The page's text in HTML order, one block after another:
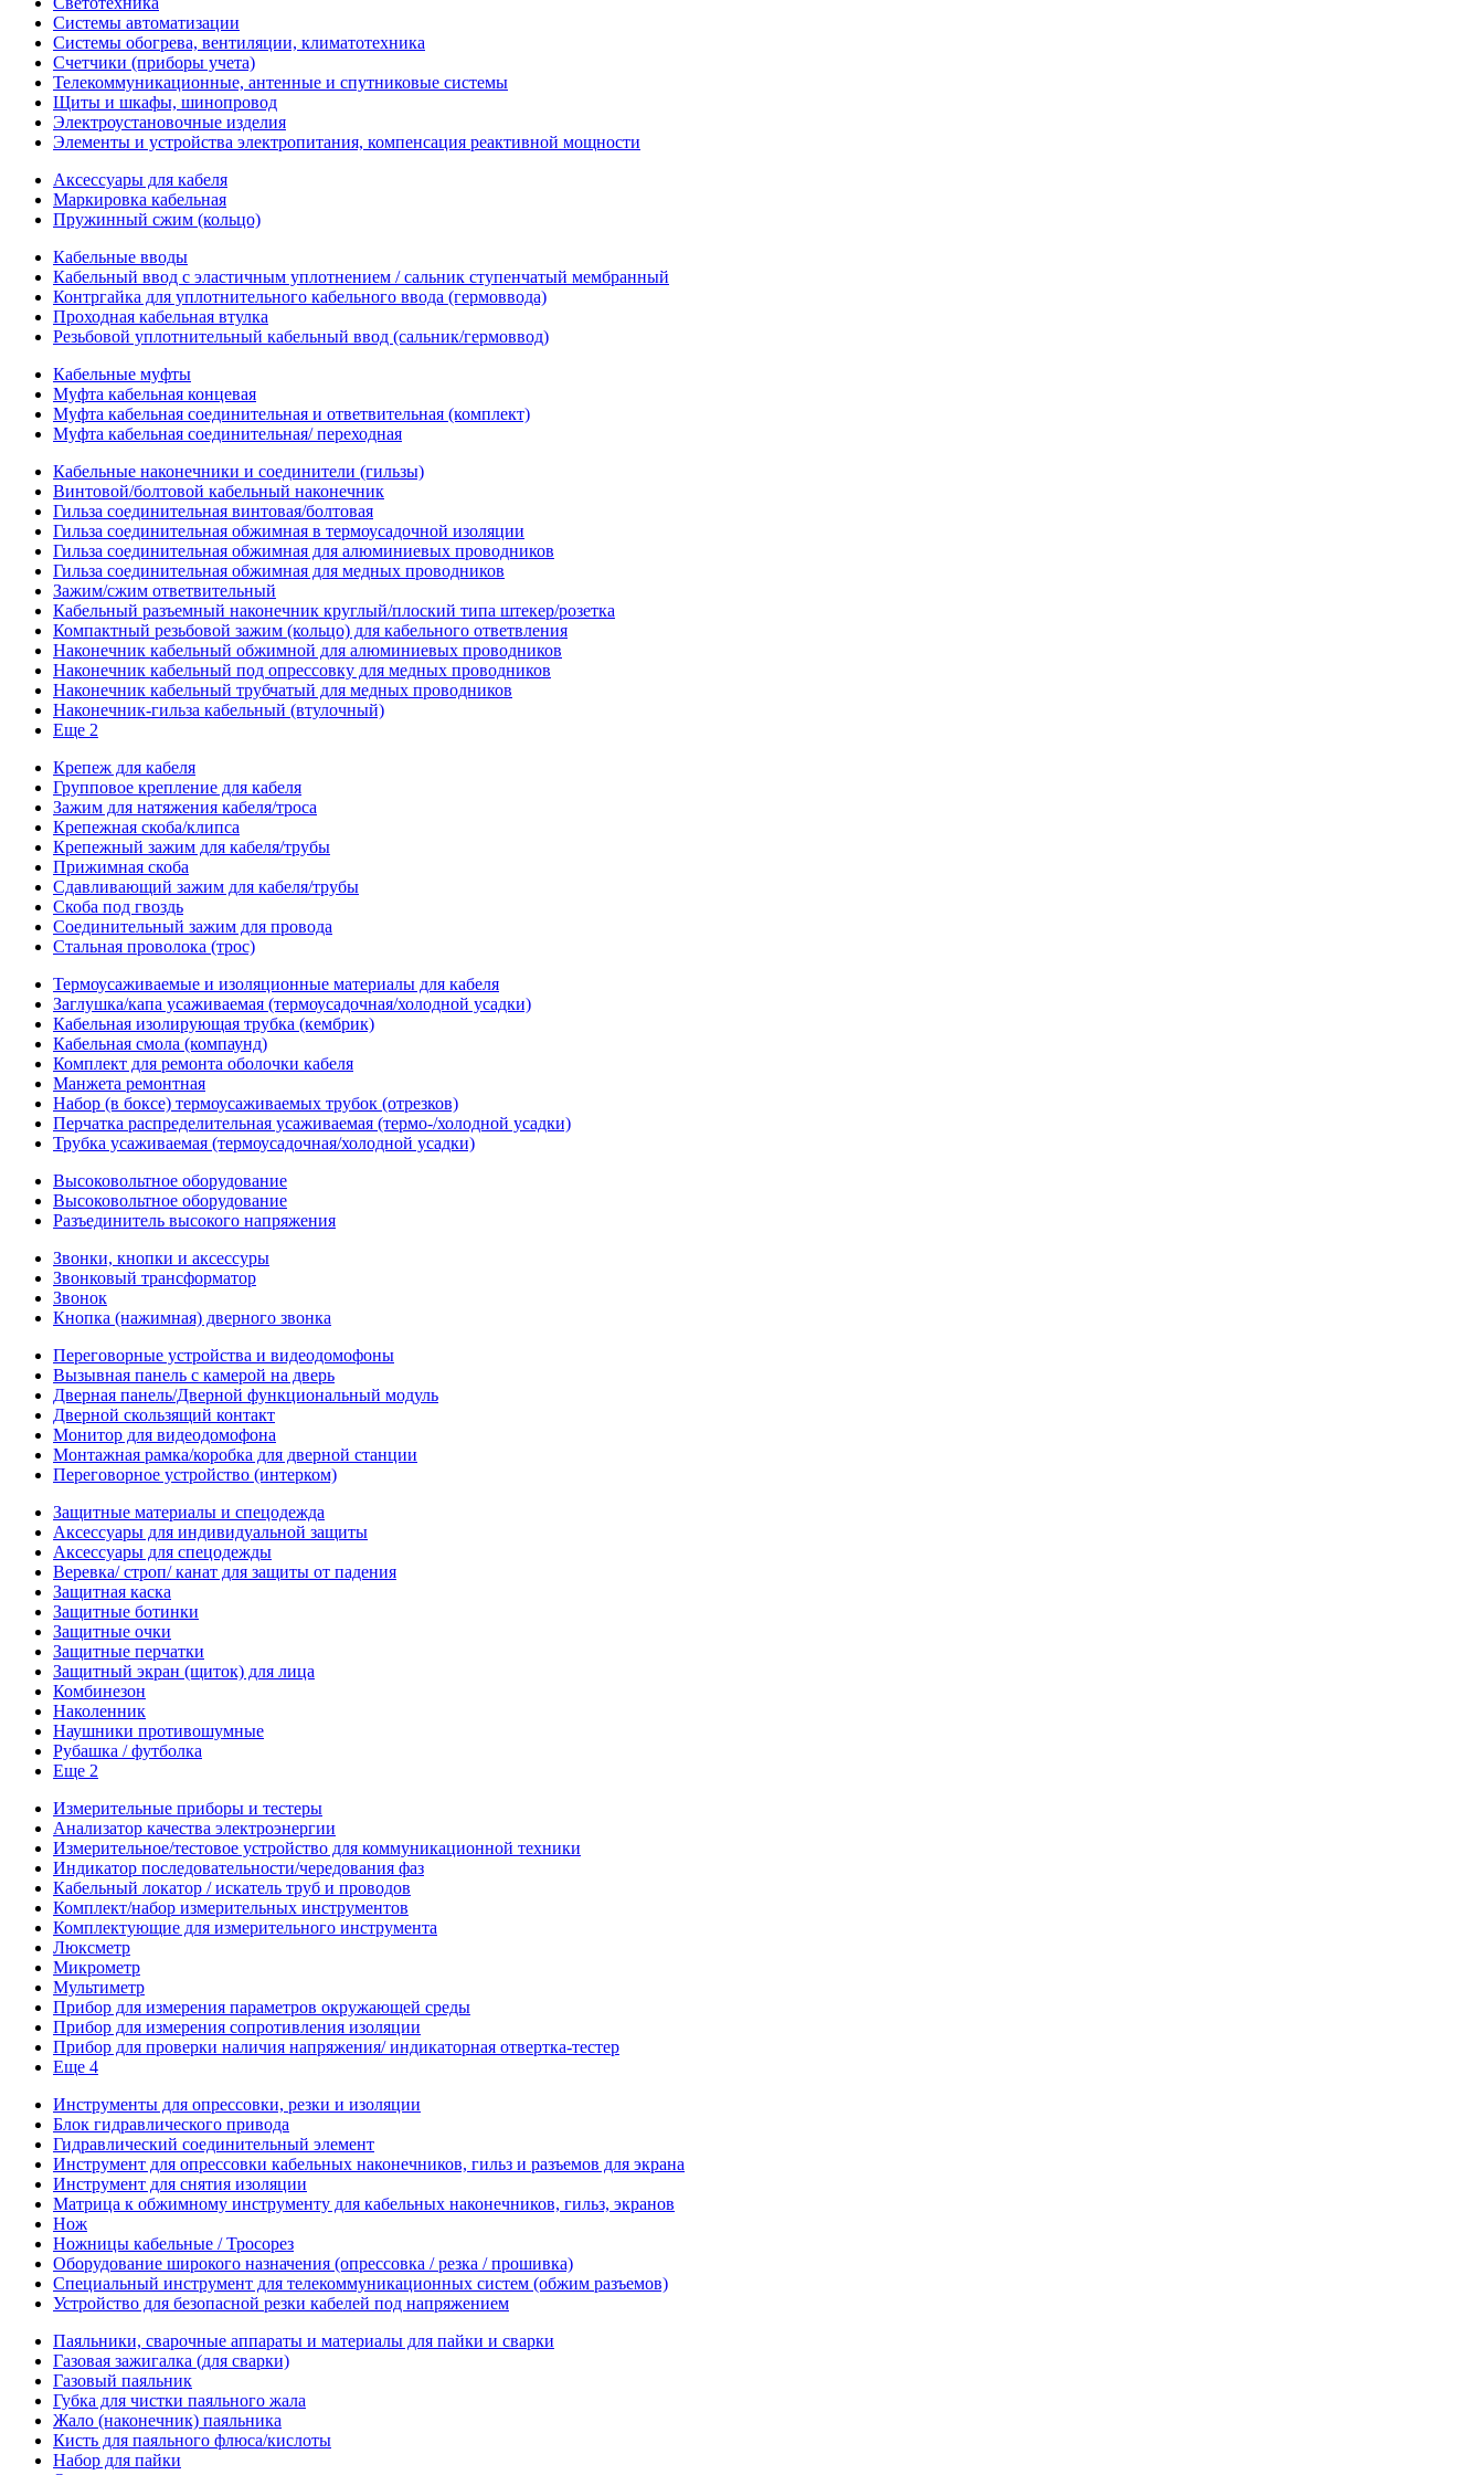
Системы автоматизации
Системы обогрева, вентиляции, климатотехника
Счетчики (приборы учета)
Телекоммуникационные, антенные и спутниковые системы
Щиты и шкафы, шинопровод
Электроустановочные изделия
Элементы и устройства электропитания, компенсация реактивной мощности
Аксессуары для кабеля
Маркировка кабельная
Пружинный сжим (кольцо)
Кабельные вводы
Кабельный ввод с эластичным уплотнением / сальник ступенчатый мембранный
Контргайка для уплотнительного кабельного ввода (гермоввода)
Проходная кабельная втулка
Резьбовой уплотнительный кабельный ввод (сальник/гермоввод)
Кабельные муфты
Муфта кабельная концевая
Муфта кабельная соединительная и ответвительная (комплект)
Муфта кабельная соединительная/ переходная
Кабельные наконечники и соединители (гильзы)
Винтовой/болтовой кабельный наконечник
Гильза соединительная винтовая/болтовая
Гильза соединительная обжимная в термоусадочной изоляции
Гильза соединительная обжимная для алюминиевых проводников
Гильза соединительная обжимная для медных проводников
Зажим/сжим ответвительный
Кабельный разъемный наконечник круглый/плоский типа штекер/розетка
Компактный резьбовой зажим (кольцо) для кабельного ответвления
Наконечник кабельный обжимной для алюминиевых проводников
Наконечник кабельный под опрессовку для медных проводников
Наконечник кабельный трубчатый для медных проводников
Наконечник-гильза кабельный (втулочный)
Еще 2
Крепеж для кабеля
Групповое крепление для кабеля
Зажим для натяжения кабеля/троса
Крепежная скоба/клипса
Крепежный зажим для кабеля/трубы
Прижимная скоба
Сдавливающий зажим для кабеля/трубы
Скоба под гвоздь
Соединительный зажим для провода
Стальная проволока (трос)
Термоусаживаемые и изоляционные материалы для кабеля
Заглушка/капа усаживаемая (термоусадочная/холодной усадки)
Кабельная изолирующая трубка (кембрик)
Кабельная смола (компаунд)
Комплект для ремонта оболочки кабеля
Манжета ремонтная
Набор (в боксе) термоусаживаемых трубок (отрезков)
Перчатка распределительная усаживаемая (термо-/холодной усадки)
Трубка усаживаемая (термоусадочная/холодной усадки)
Высоковольтное оборудование
Высоковольтное оборудование
Разъединитель высокого напряжения
Звонки, кнопки и аксессуры
Звонковый трансформатор
Звонок
Кнопка (нажимная) дверного звонка
Переговорные устройства и видеодомофоны
Вызывная панель с камерой на дверь
Дверная панель/Дверной функциональный модуль
Дверной скользящий контакт
Монитор для видеодомофона
Монтажная рамка/коробка для дверной станции
Переговорное устройство (интерком)
Защитные материалы и спецодежда
Аксессуары для индивидуальной защиты
Аксессуары для спецодежды
Веревка/ строп/ канат для защиты от падения
Защитная каска
Защитные ботинки
Защитные очки
Защитные перчатки
Защитный экран (щиток) для лица
Комбинезон
Наколенник
Наушники противошумные
Рубашка / футболка
Еще 2
Измерительные приборы и тестеры
Анализатор качества электроэнергии
Измерительное/тестовое устройство для коммуникационной техники
Индикатор последовательности/чередования фаз
Кабельный локатор / искатель труб и проводов
Комплект/набор измерительных инструментов
Комплектующие для измерительного инструмента
Люксметр
Микрометр
Мультиметр
Прибор для измерения параметров окружающей среды
Прибор для измерения сопротивления изоляции
Прибор для проверки наличия напряжения/ индикаторная отвертка-тестер
Еще 4
Инструменты для опрессовки, резки и изоляции
Блок гидравлического привода
Гидравлический соединительный элемент
Инструмент для опрессовки кабельных наконечников, гильз и разъемов для экрана
Инструмент для снятия изоляции
Матрица к обжимному инструменту для кабельных наконечников, гильз, экранов
Нож
Ножницы кабельные / Тросорез
Оборудование широкого назначения (опрессовка / резка / прошивка)
Специальный инструмент для телекоммуникационных систем (обжим разъемов)
Устройство для безопасной резки кабелей под напряжением
Паяльники, сварочные аппараты и материалы для пайки и сварки
Газовая зажигалка (для сварки)
Газовый паяльник
Губка для чистки паяльного жала
Жало (наконечник) паяльника
Кисть для паяльного флюса/кислоты
Набор для пайки